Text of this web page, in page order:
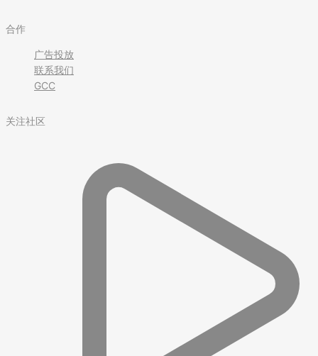
合作
广告投放
联系我们
GCC
关注社区